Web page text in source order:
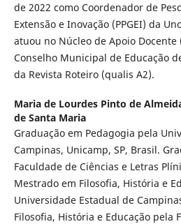
de 2022 como Coordenador de
Extensão e Inovação (PPGEI) da
atuou no Núcleo de Apoio Docente
Conselho Municipal de Educação
da Revista Roteiro (qualis A2).
Maria de Lourdes Pinto de
de Santa Maria
Graduação em Pedagogia pela
Campinas, Unicamp, SP, Brasil.
Faculdade de Ciências e Letras
Mestrado em Filosofia, História e
Universidade Estadual de
Filosofia, História e Educação pela